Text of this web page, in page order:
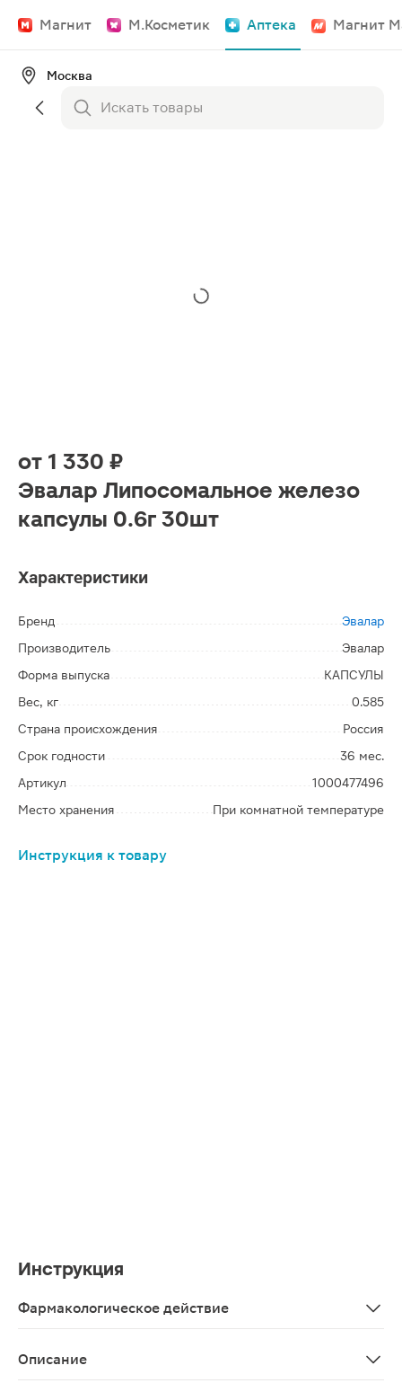
Магнит М.Косметик Аптека Магнит
Москва
от 1 330 ₽
Эвалар Липосомальное железо
капсулы 0.6г 30шт
Характеристики
Бренд
Эвалар
Производитель
Эвалар
Форма выпуска
КАПСУЛЫ
Вес, кг
0.585
Страна происхождения
Россия
Срок годности
36 мес.
Артикул
1000477496
Место хранения
При комнатной температуре
Инструкция к товару
Инструкция
Фармакологическое действие
Описание